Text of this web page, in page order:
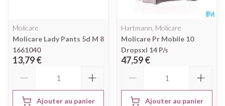
Molicare
Molicare Lady Pants 5d M 8
1661040
13,79 €
Ajouter au panier
Hartmann, Molicare
Molicare Pr Mobile 10
Dropsxl 14 P/s
47,59 €
Ajouter au panier